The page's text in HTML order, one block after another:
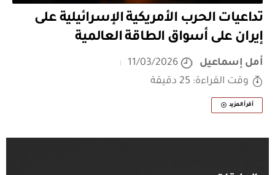
تداعيات الحرب الأمريكية الإسرائيلية على
إيران على أسواق الطاقة العالمية
أمل إسماعيل
11/03/2026
وقت القراءة: 25 دقيقة
أقرأ المزيد